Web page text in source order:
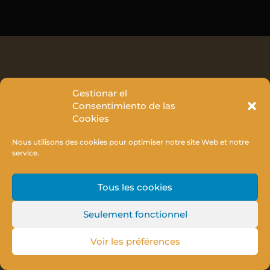
Gestionar el
Consentimiento de las
Cookies
Nous utilisons des cookies pour optimiser notre site Web et notre
service.
Tous les cookies
Seulement fonctionnel
Voir les préférences